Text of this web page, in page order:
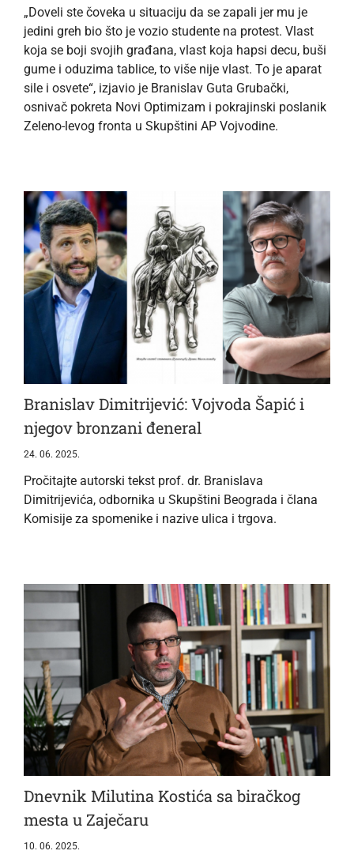
„Doveli ste čoveka u situaciju da se zapali jer mu je
jedini greh bio što je vozio studente na protest. Vlast
koja se boji svojih građana, vlast koja hapsi decu, buši
gume i oduzima tablice, to više nije vlast. To je aparat
sile i osvete“, izjavio je Branislav Guta Grubački,
osnivač pokreta Novi Optimizam i pokrajinski poslanik
Zeleno-levog fronta u Skupštini AP Vojvodine.
Branislav Dimitrijević: Vojvoda Šapić i
njegov bronzani đeneral
24. 06. 2025.
Pročitajte autorski tekst prof. dr. Branislava
Dimitrijevića, odbornika u Skupštini Beograda i člana
Komisije za spomenike i nazive ulica i trgova.
Dnevnik Milutina Kostića sa biračkog
mesta u Zaječaru
10. 06. 2025.